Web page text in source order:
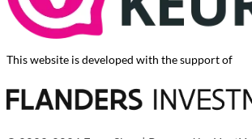
This website is developed with the support of